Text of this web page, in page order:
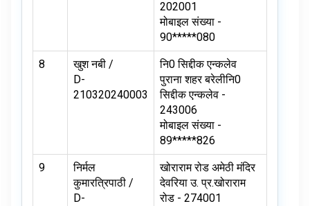
202001
मोबाइल संख्या -
90*****080
8
खुश नबी /
D-
210320240003
नि0 सिद्दीक एन्कलेव
पुराना शहर बरेलीनि0
सिद्दीक एन्कलेव -
243006
मोबाइल संख्या -
89*****826
9
निर्मल
कुमारत्रिपाठी /
D-
खोराराम रोड अमेठी मंदिर
देवरिया उ. प्र.खोराराम
रोड - 274001